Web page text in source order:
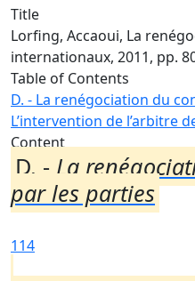
Title
Lorfing, Accaoui, La
internationaux, 2011, pp.
Table of Contents
D. - La renégociation du
L’intervention de l’arbitre
Content
D. -La
par les parties
114